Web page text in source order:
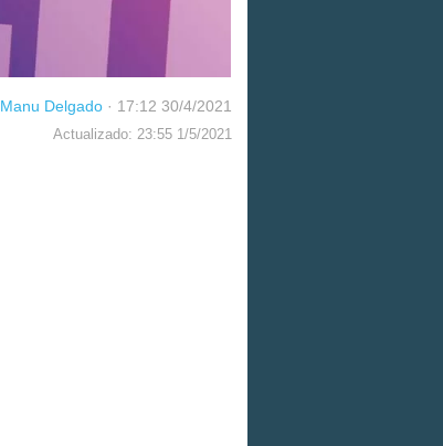
Manu Delgado · 17:12 30/4/2021
Actualizado: 23:55 1/5/2021